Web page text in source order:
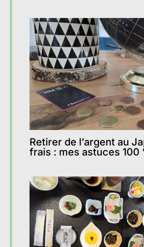
Retirer de l’argent au
frais : mes astuces 100